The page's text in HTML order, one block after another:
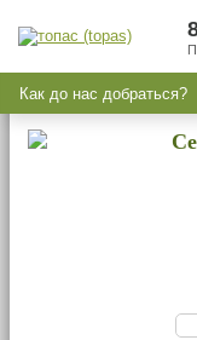
Как до нас добраться?